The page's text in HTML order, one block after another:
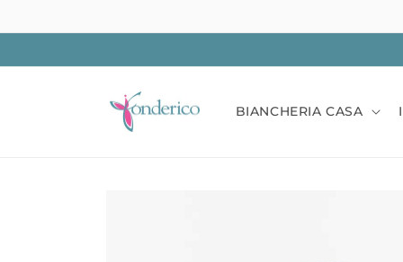
ai contenuti
BIANCHERIA CASA